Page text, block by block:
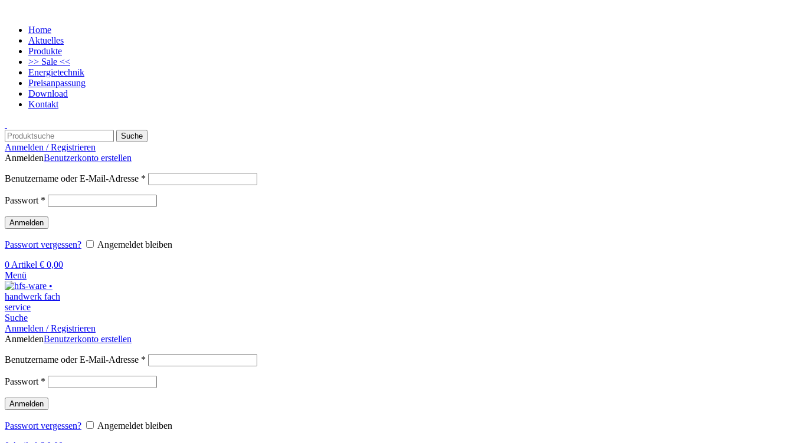
Home
Aktuelles
Produkte
>> Sale <<
Energietechnik
Preisanpassung
Download
Kontakt
Suche
Anmelden / Registrieren
AnmeldenBenutzerkonto erstellen
Benutzername oder E-Mail-Adresse *
Passwort *
Anmelden
Passwort vergessen?
Angemeldet bleiben
0 Artikel € 0,00
Menü
Suche
Anmelden / Registrieren
AnmeldenBenutzerkonto erstellen
Benutzername oder E-Mail-Adresse *
Passwort *
Anmelden
Passwort vergessen?
Angemeldet bleiben